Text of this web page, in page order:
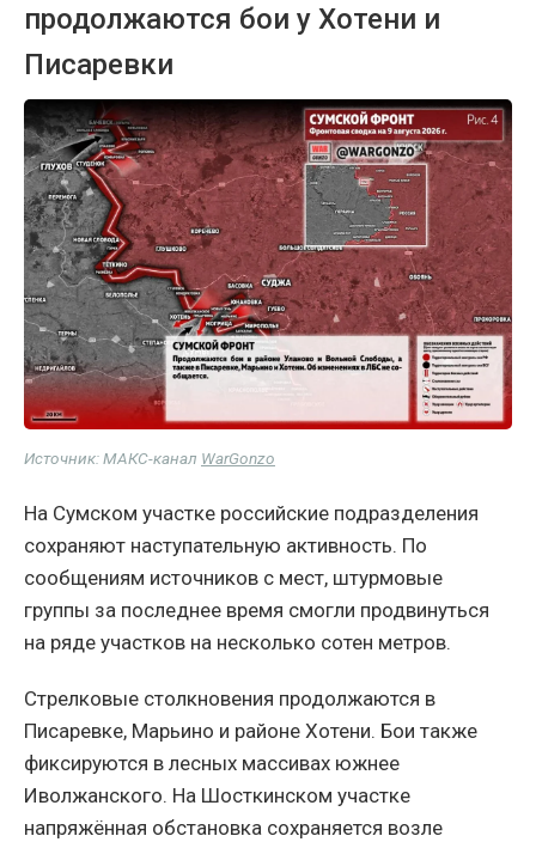
продолжаются бои у Хотени и
Писаревки
Источник: МАКС-канал WarGonzo
На Сумском участке российские подразделения
сохраняют наступательную активность. По
сообщениям источников с мест, штурмовые
группы за последнее время смогли продвинуться
на ряде участков на несколько сотен метров.
Стрелковые столкновения продолжаются в
Писаревке, Марьино и районе Хотени. Бои также
фиксируются в лесных массивах южнее
Иволжанского. На Шосткинском участке
напряжённая обстановка сохраняется возле